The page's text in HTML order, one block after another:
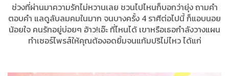
ช่วงที่ผ่านมาความรักไม่หวานเลย ชวนไปไหนก็บอกว่ายุ่ง ถามคำ
ตอบคำ แลดูลับลมคมในมาก จนบางครั้ง 4 ราศีต่อไปนี้ ก็แอบนอย
น้อยใจ คนรักอยู่บ่อยๆ อ้าว!เอ๊ะ ที่ไหนได้ เขาหรือเธอกำลังวางแผน
ทำเซอร์ไพรส์ให้คุณต้องอดยิ้มจนแก้มปริไม่ไหว ได้แก่